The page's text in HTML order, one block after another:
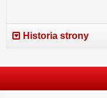
Historia strony